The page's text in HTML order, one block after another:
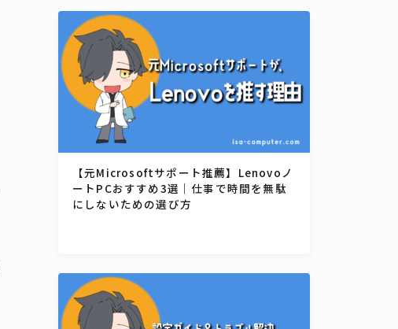
【元Microsoftサポート推薦】Lenovoノ
ートPCおすすめ3選｜仕事で時間を無駄
にしないための選び方